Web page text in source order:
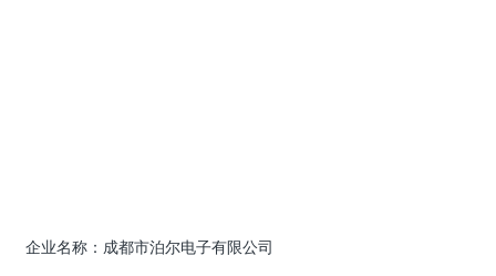
企业名称：成都市泊尔电子有限公司